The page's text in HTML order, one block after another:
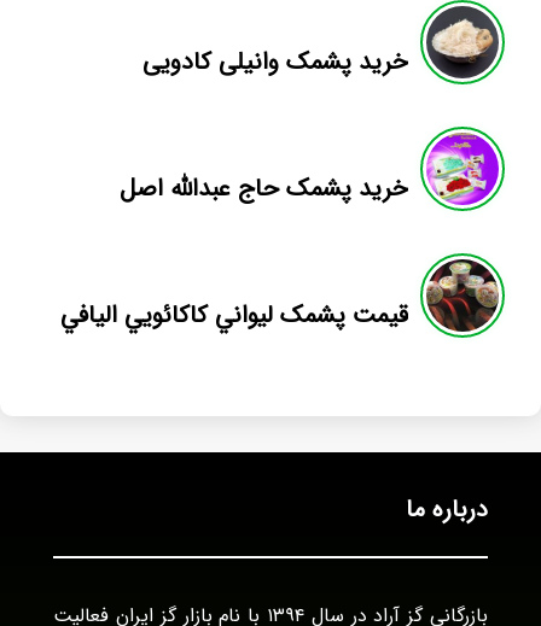
خرید پشمک وانیلی کادویی
خرید پشمک حاج عبدالله اصل
قيمت پشمک ليواني کاکائويي اليافي
درباره ما
بازرگانی گز آراد در سال ۱۳۹۴ با نام بازار گز ایران فعالیت